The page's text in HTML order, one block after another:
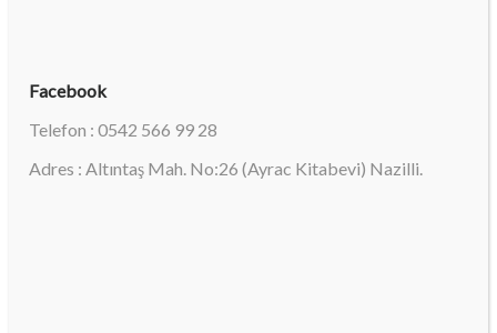
Facebook
Telefon : 0542 566 99 28
Adres : Altıntaş Mah. No:26 (Ayrac Kitabevi) Nazilli.